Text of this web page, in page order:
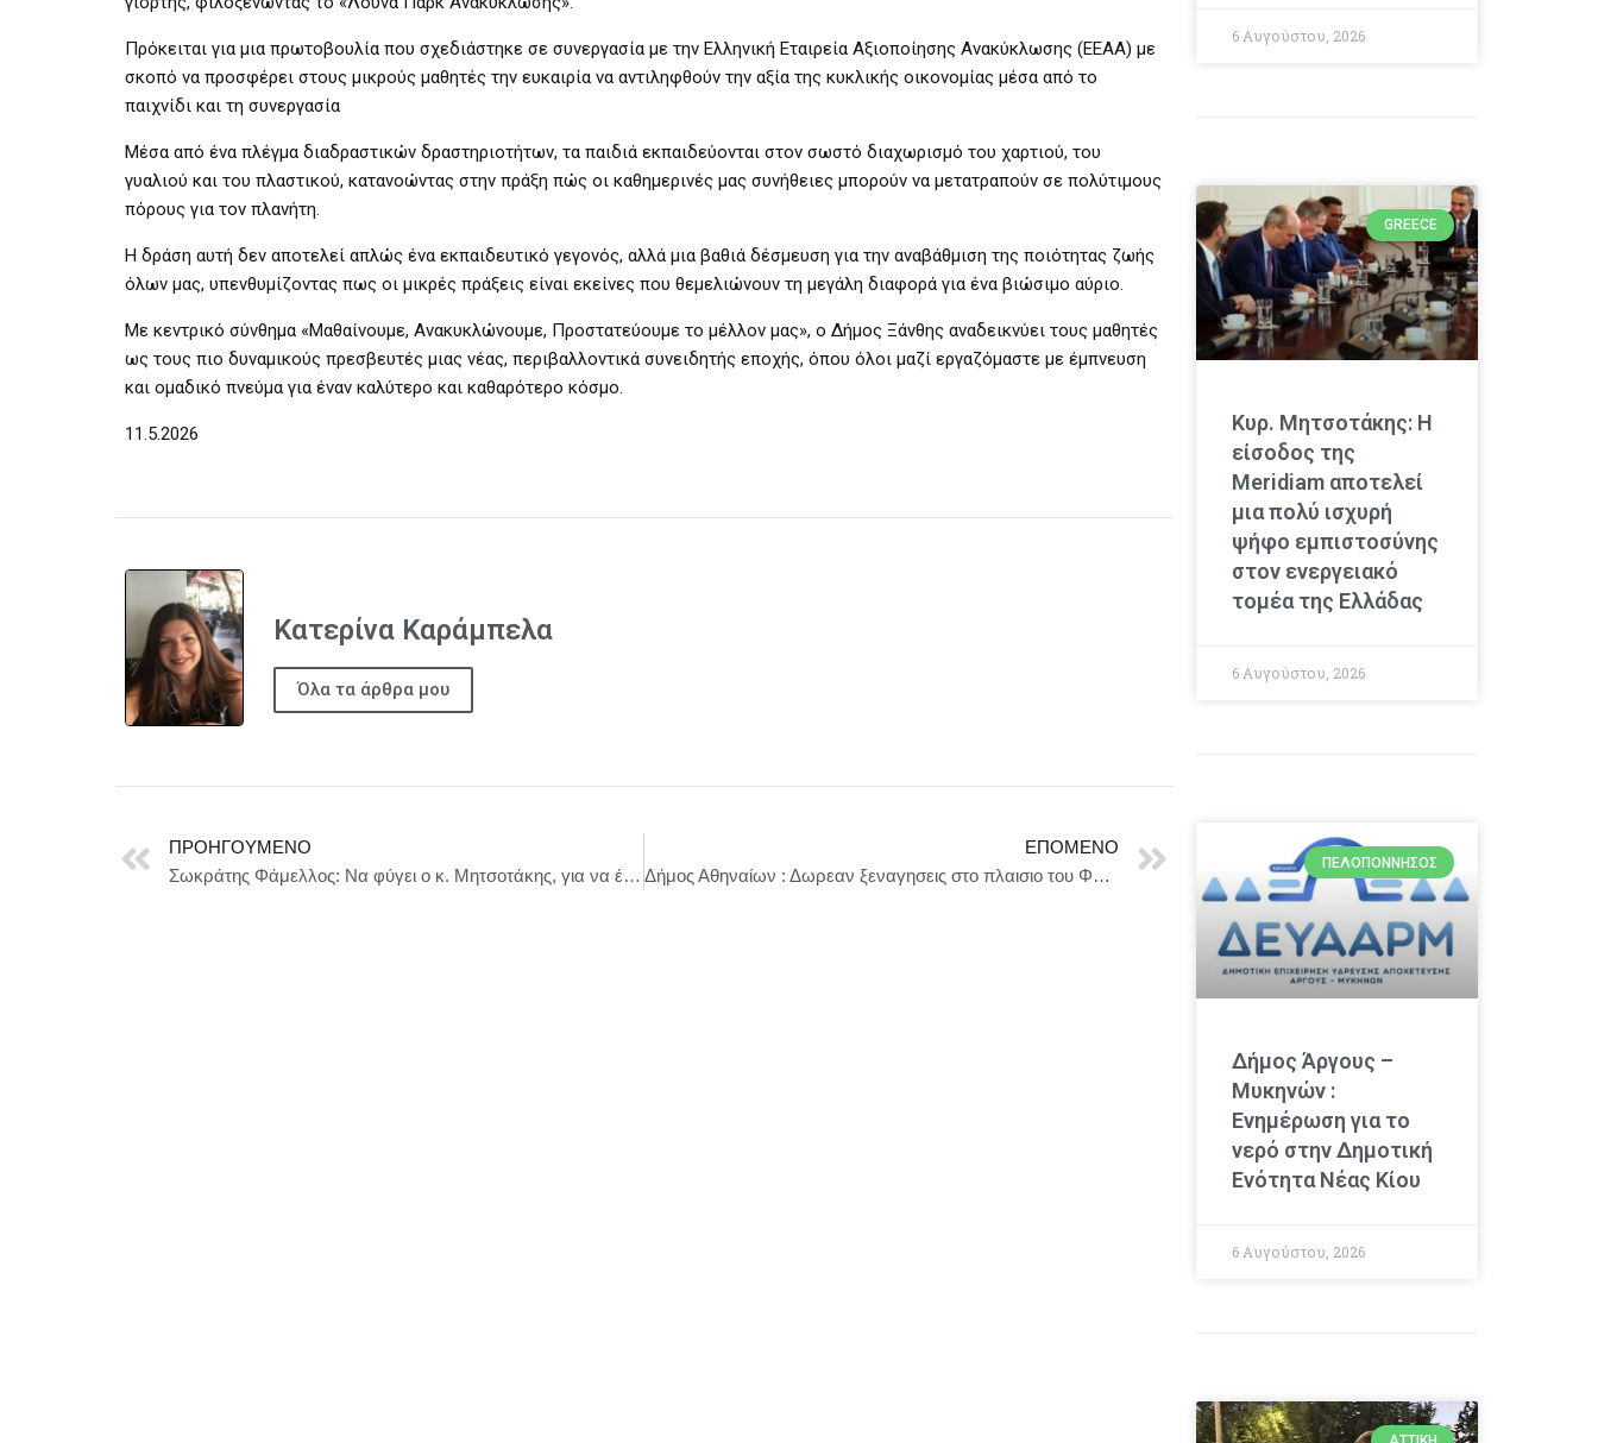
Πρόκειται για μια πρωτοβουλία που σχεδιάστηκε σε συνεργασία με την Ελληνική Εταιρεία Αξιοποίησης Ανακύκλωσης (ΕΕΑΑ) με
σκοπό να προσφέρει στους μικρούς μαθητές την ευκαιρία να αντιληφθούν την αξία της κυκλικής οικονομίας μέσα από το
παιχνίδι και τη συνεργασία
Μέσα από ένα πλέγμα διαδραστικών δραστηριοτήτων, τα παιδιά εκπαιδεύονται στον σωστό διαχωρισμό του χαρτιού, του
γυαλιού και του πλαστικού, κατανοώντας στην πράξη πώς οι καθημερινές μας συνήθειες μπορούν να μετατραπούν σε πολύτιμους
πόρους για τον πλανήτη.
Η δράση αυτή δεν αποτελεί απλώς ένα εκπαιδευτικό γεγονός, αλλά μια βαθιά δέσμευση για την αναβάθμιση της ποιότητας ζωής
όλων μας, υπενθυμίζοντας πως οι μικρές πράξεις είναι εκείνες που θεμελιώνουν τη μεγάλη διαφορά για ένα βιώσιμο αύριο.
Με κεντρικό σύνθημα «Μαθαίνουμε, Ανακυκλώνουμε, Προστατεύουμε το μέλλον μας», ο Δήμος Ξάνθης αναδεικνύει τους μαθητές
ως τους πιο δυναμικούς πρεσβευτές μιας νέας, περιβαλλοντικά συνειδητής εποχής, όπου όλοι μαζί εργαζόμαστε με έμπνευση
και ομαδικό πνεύμα για έναν καλύτερο και καθαρότερο κόσμο.
11.5.2026
Κατερίνα Καράμπελα
Όλα τα άρθρα μου
ΠΡΟΗΓΟΎΜΕΝΟ
Σωκράτης Φάμελλος: Να φύγει ο κ. Μητσοτάκης, για να έχουμε πρόοδο και προοπτική
ΕΠΌΜΕΝΟ
Δήμος Αθηναίων : Δωρεαν ξεναγησεις στο πλαισιο του Φεστιβαλ του Δημου στο Μουσείο Μαρία Κάλλας
6 Αυγούστου, 2026
GREECE
Κυρ. Μητσοτάκης: Η
είσοδος της
Meridiam αποτελεί
μια πολύ ισχυρή
ψήφο εμπιστοσύνης
στον ενεργειακό
τομέα της Ελλάδας
6 Αυγούστου, 2026
ΠΕΛΟΠΌΝΝΗΣΟΣ
Δήμος Άργους –
Μυκηνών :
Ενημέρωση για το
νερό στην Δημοτική
Ενότητα Νέας Κίου
6 Αυγούστου, 2026